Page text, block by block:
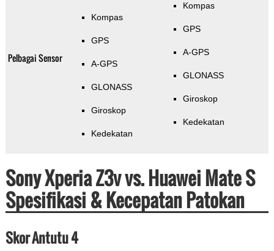
Pelbagai Sensor
Kompas
GPS
A-GPS
GLONASS
Giroskop
Kedekatan
Kompas
GPS
A-GPS
GLONASS
Giroskop
Kedekatan
Sony Xperia Z3v vs. Huawei Mate S
Spesifikasi & Kecepatan Patokan
Skor Antutu 4